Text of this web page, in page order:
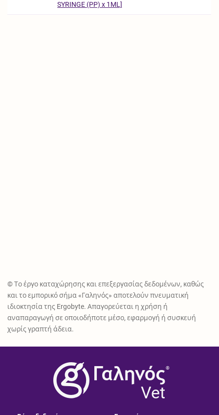
SYRINGE (PP) x 1ML]
© Το έργο καταχώρησης και επεξεργασίας δεδομένων, καθώς
και το εμπορικό σήμα «Γαληνός» αποτελούν πνευματική
ιδιοκτησία της Ergobyte. Απαγορεύεται η χρήση ή
αναπαραγωγή σε οποιοδήποτε μέσο, εφαρμογή ή συσκευή
χωρίς γραπτή άδεια.
®
Vet